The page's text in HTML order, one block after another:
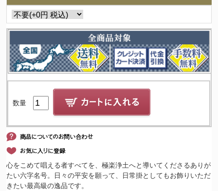
数量
心をこめて唱える者すべてを、極楽浄土へと導いてくださるありが
たい六字名号。日々の平安を願って、日常掛としてもお飾りいただ
きたい最高級の逸品です。